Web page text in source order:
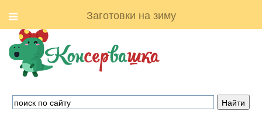
Заготовки на зиму